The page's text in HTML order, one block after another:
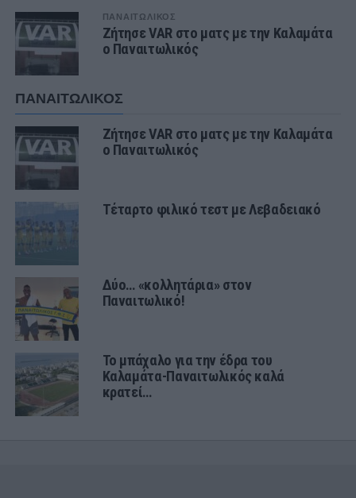
ΠΑΝΑΙΤΩΛΙΚΟΣ
Ζήτησε VAR στο ματς με την Καλαμάτα
ο Παναιτωλικός
ΠΑΝΑΙΤΩΛΙΚΟΣ
Ζήτησε VAR στο ματς με την Καλαμάτα
ο Παναιτωλικός
Τέταρτο φιλικό τεστ με Λεβαδειακό
Δύο… «κολλητάρια» στον
Παναιτωλικό!
Το μπάχαλο για την έδρα του
Καλαμάτα-Παναιτωλικός καλά
κρατεί…